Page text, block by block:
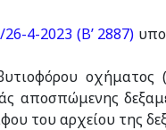
26-4-2023 (Β’ 2887)
αποσπώμενης
του αρχείου της